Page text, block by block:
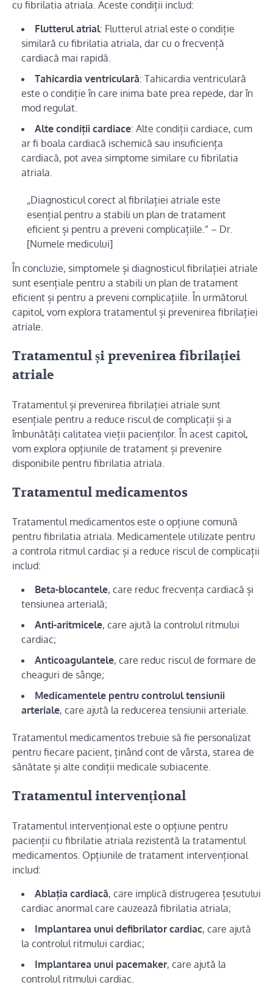
cu fibrilatia atriala. Aceste condiții includ:
Flutterul atrial: Flutterul atrial este o condiție
similară cu fibrilatia atriala, dar cu o frecvență
cardiacă mai rapidă.
Tahicardia ventriculară: Tahicardia ventriculară
este o condiție în care inima bate prea repede, dar în
mod regulat.
Alte condiții cardiace: Alte condiții cardiace, cum
ar fi boala cardiacă ischemică sau insuficiența
cardiacă, pot avea simptome similare cu fibrilatia
atriala.
„Diagnosticul corect al fibrilației atriale este
esențial pentru a stabili un plan de tratament
eficient și pentru a preveni complicațiile.” – Dr.
[Numele medicului]
În concluzie, simptomele și diagnosticul fibrilației atriale
sunt esențiale pentru a stabili un plan de tratament
eficient și pentru a preveni complicațiile. În următorul
capitol, vom explora tratamentul și prevenirea fibrilației
atriale.
Tratamentul și prevenirea fibrilației
atriale
Tratamentul și prevenirea fibrilației atriale sunt
esențiale pentru a reduce riscul de complicații și a
îmbunătăți calitatea vieții pacienților. În acest capitol,
vom explora opțiunile de tratament și prevenire
disponibile pentru fibrilatia atriala.
Tratamentul medicamentos
Tratamentul medicamentos este o opțiune comună
pentru fibrilatia atriala. Medicamentele utilizate pentru
a controla ritmul cardiac și a reduce riscul de complicații
includ:
Beta-blocantele, care reduc frecvența cardiacă și
tensiunea arterială;
Anti-aritmicele, care ajută la controlul ritmului
cardiac;
Anticoagulantele, care reduc riscul de formare de
cheaguri de sânge;
Medicamentele pentru controlul tensiunii
arteriale, care ajută la reducerea tensiunii arteriale.
Tratamentul medicamentos trebuie să fie personalizat
pentru fiecare pacient, ținând cont de vârsta, starea de
sănătate și alte condiții medicale subiacente.
Tratamentul intervențional
Tratamentul intervențional este o opțiune pentru
pacienții cu fibrilatie atriala rezistentă la tratamentul
medicamentos. Opțiunile de tratament intervențional
includ:
Ablația cardiacă, care implică distrugerea țesutului
cardiac anormal care cauzează fibrilatia atriala;
Implantarea unui defibrilator cardiac, care ajută
la controlul ritmului cardiac;
Implantarea unui pacemaker, care ajută la
controlul ritmului cardiac.